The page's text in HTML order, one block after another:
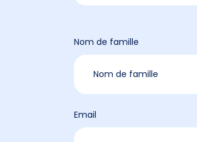
Nom de famille
Email